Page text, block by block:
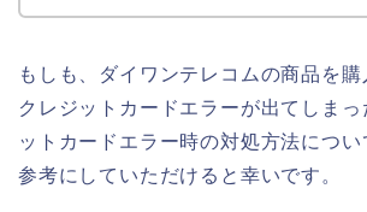
もしも、ダイワンテレコムの商品を購
クレジットカードエラーが出てしまっ
ットカードエラー時の対処方法につ
参考にしていただけると幸いです。